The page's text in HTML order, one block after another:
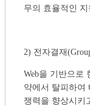
무의 효율적인
2) 전자결재
Web을 기반으로
약에서 탈피하여
쟁력을 향상시키